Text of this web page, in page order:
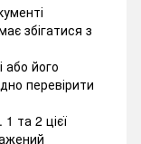
збігатися з
або його
перевірити
та 2 цієї